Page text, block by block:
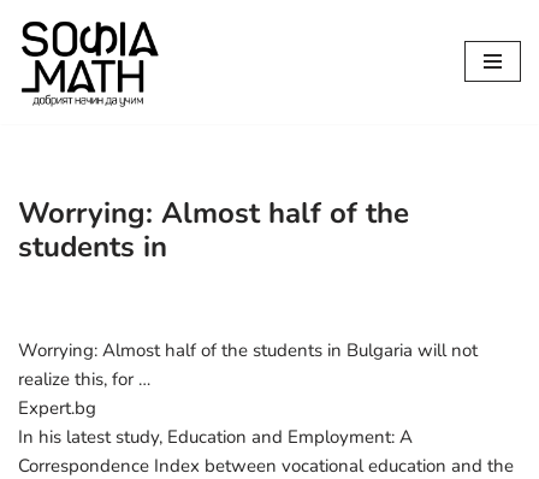
Продължете
към
Worrying: Almost half of the
students in
Worrying: Almost half of the students in Bulgaria will not
realize this, for …
Expert.bg
In his latest study, Education and Employment: A
Correspondence Index between vocational education and the